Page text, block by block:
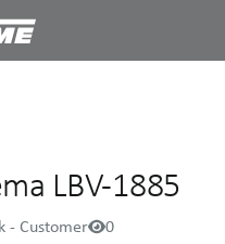
LBV-1885
- Customer 0